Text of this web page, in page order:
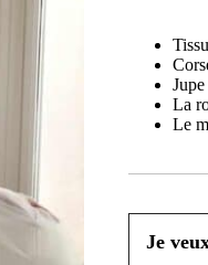
La
Le
Je